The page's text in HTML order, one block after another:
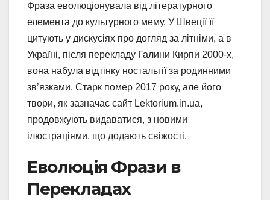
Фраза еволюціонувала від літературного
елемента до культурного мему. У Швеції її
цитують у дискусіях про догляд за літніми, а в
Україні, після перекладу Галини Кирпи 2000-х,
вона набула відтінку ностальгії за родинними
зв’язками. Старк помер 2017 року, але його
твори, як зазначає сайт Lektorium.in.ua,
продовжують видаватися, з новими
ілюстраціями, що додають свіжості.
Еволюція Фрази в
Перекладах